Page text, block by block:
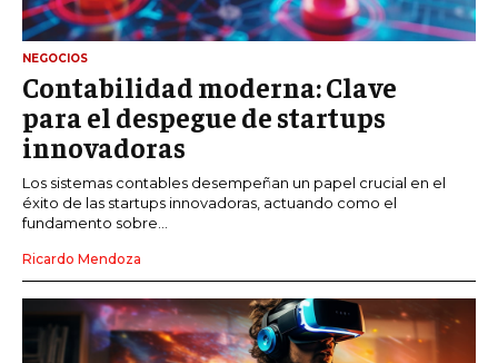
NEGOCIOS
Contabilidad moderna: Clave
para el despegue de startups
innovadoras
Los sistemas contables desempeñan un papel crucial en el
éxito de las startups innovadoras, actuando como el
fundamento sobre...
Ricardo Mendoza